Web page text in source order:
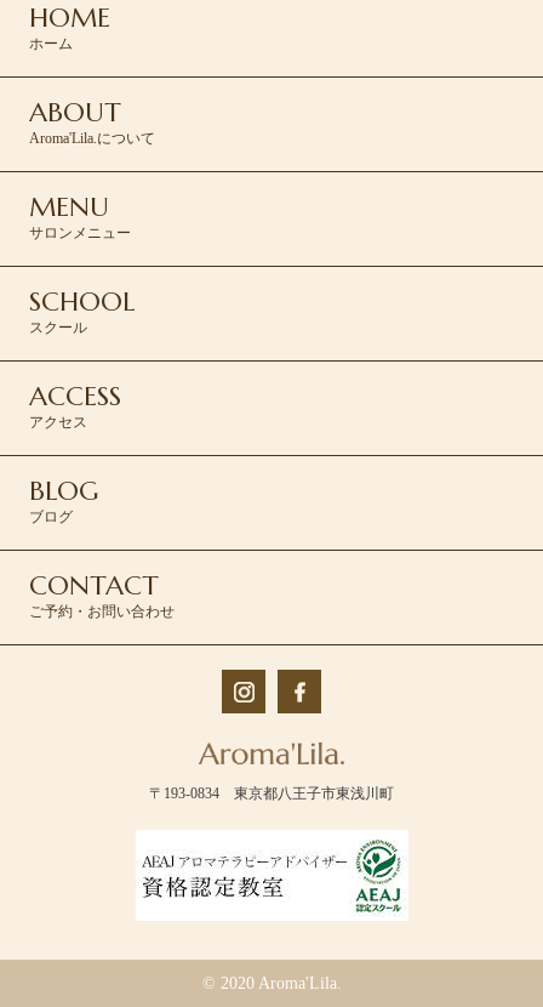
HOME
ホーム
ABOUT
Aroma'Lila.について
MENU
サロンメニュー
SCHOOL
スクール
ACCESS
アクセス
BLOG
ブログ
CONTACT
ご予約・お問い合わせ
〒193-0834 東京都八王子市東浅川町
© 2020 Aroma'Lila.